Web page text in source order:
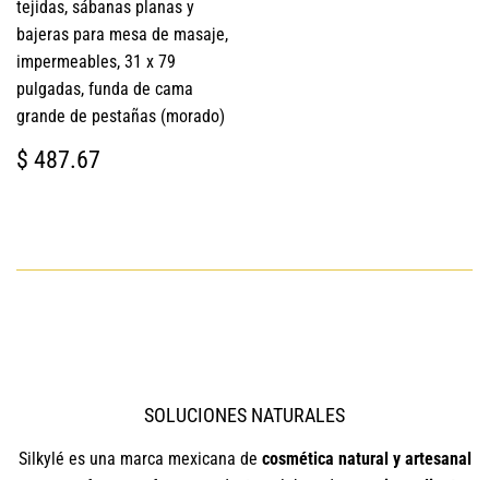
tejidas, sábanas planas y
bajeras para mesa de masaje,
impermeables, 31 x 79
pulgadas, funda de cama
grande de pestañas (morado)
PRECIO
HABITUAL
$ 487.67
SOLUCIONES NATURALES
Silkylé es una marca mexicana de cosmética natural y artesanal